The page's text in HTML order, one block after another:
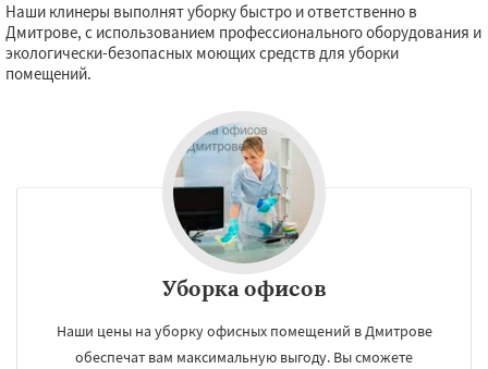
Наши клинеры выполнят уборку быстро и ответственно в
Дмитрове, с использованием профессионального оборудования и
экологически-безопасных моющих средств для уборки
помещений.
Уборка офисов
Наши цены на уборку офисных помещений в Дмитрове
обеспечат вам максимальную выгоду. Вы сможете